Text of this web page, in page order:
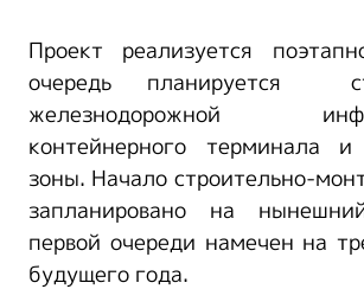
Проект реализуется
очередь планируется
железнодорожной
контейнерного терминала
зоны. Начало строительно-
запланировано на
первой очереди намечен на
будущего года.